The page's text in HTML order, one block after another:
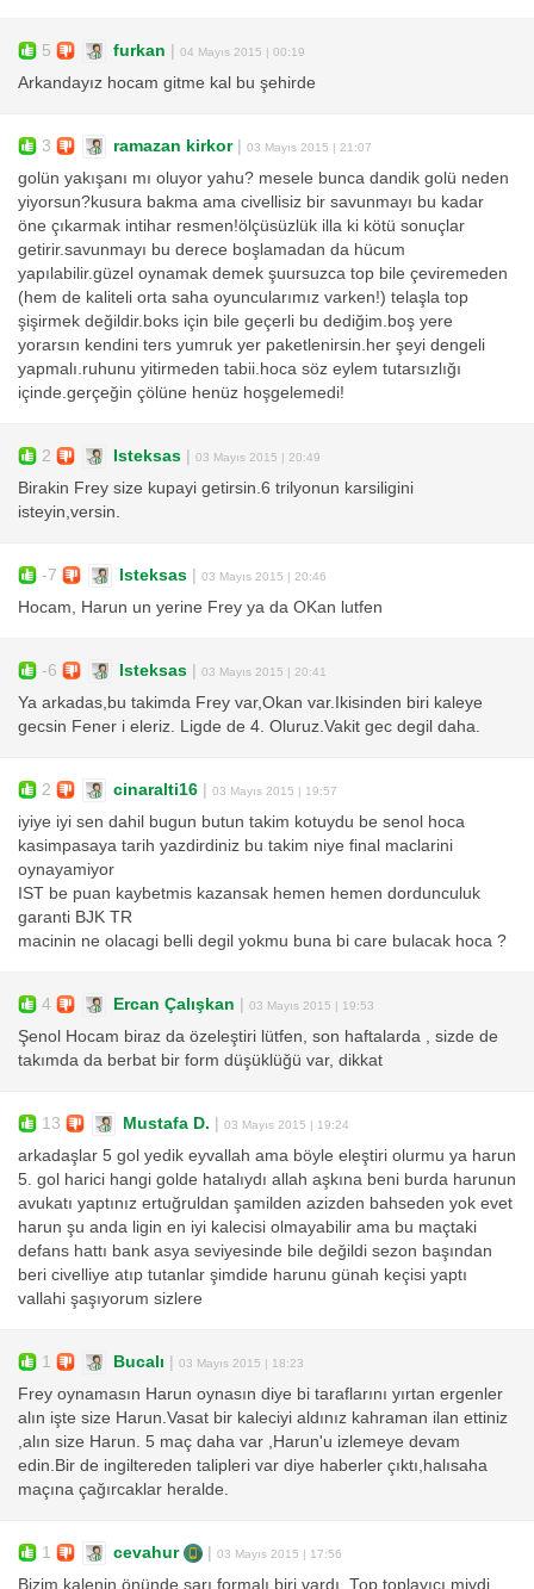
5 furkan 04 Mayıs 2015 | 00:19
Arkandayız hocam gitme kal bu şehirde
3 ramazan kirkor| 03 Mayıs 2015 | 21:07
golün yakışanı mı oluyor yahu? mesele bunca dandik golü neden
yiyorsun?kusura bakma ama civellisiz bir savunmayı bu kadar
öne çıkarmak intihar resmen!ölçüsüzlük illa ki kötü sonuçlar
getirir.savunmayı bu derece boşlamadan da hücum
yapılabilir.güzel oynamak demek şuursuzca top bile çeviremeden
(hem de kaliteli orta saha oyuncularımız varken!) telaşla top
şişirmek değildir.boks için bile geçerli bu dediğim.boş yere
yorarsın kendini ters yumruk yer paketlenirsin.her şeyi dengeli
yapmalı.ruhunu yitirmeden tabii.hoca söz eylem tutarsızlığı
içinde.gerçeğin çölüne henüz hoşgelemedi!
2 Isteksas 03 Mayıs 2015 | 20:49
Birakin Frey size kupayi getirsin.6 trilyonun karsiligini
isteyin,versin.
-7 Isteksas 03 Mayıs 2015 | 20:46
Hocam, Harun un yerine Frey ya da OKan lutfen
-6 Isteksas 03 Mayıs 2015 | 20:41
Ya arkadas,bu takimda Frey var,Okan var.Ikisinden biri kaleye
gecsin Fener i eleriz. Ligde de 4. Oluruz.Vakit gec degil daha.
2 cinaralti16 03 Mayıs 2015 | 19:57
iyiye iyi sen dahil bugun butun takim kotuydu be senol hoca
kasimpasaya tarih yazdirdiniz bu takim niye final maclarini
oynayamiyor
IST be puan kaybetmis kazansak hemen hemen dordunculuk
garanti BJK TR
macinin ne olacagi belli degil yokmu buna bi care bulacak hoca ?
4 Ercan Çalışkan 03 Mayıs 2015 | 19:53
Şenol Hocam biraz da özeleştiri lütfen, son haftalarda , sizde de
takımda da berbat bir form düşüklüğü var, dikkat
13 Mustafa D. 03 Mayıs 2015 | 19:24
arkadaşlar 5 gol yedik eyvallah ama böyle eleştiri olurmu ya harun
5. gol harici hangi golde hatalıydı allah aşkına beni burda harunun
avukatı yaptınız ertuğruldan şamilden azizden bahseden yok evet
harun şu anda ligin en iyi kalecisi olmayabilir ama bu maçtaki
defans hattı bank asya seviyesinde bile değildi sezon başından
beri civelliye atıp tutanlar şimdide harunu günah keçisi yaptı
vallahi şaşıyorum sizlere
1 Bucalı 03 Mayıs 2015 | 18:23
Frey oynamasın Harun oynasın diye bi taraflarını yırtan ergenler
alın işte size Harun.Vasat bir kaleciyi aldınız kahraman ilan ettiniz
,alın size Harun. 5 maç daha var ,Harun'u izlemeye devam
edin.Bir de ingiltereden talipleri var diye haberler çıktı,halısaha
maçına çağırcaklar heralde.
1 cevahur 03 Mayıs 2015 | 17:56
Bizim kalenin önünde sarı formalı biri vardı. Top toplayıcı miydi